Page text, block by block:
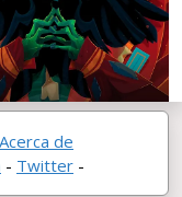
Acerca de
- Twitter -